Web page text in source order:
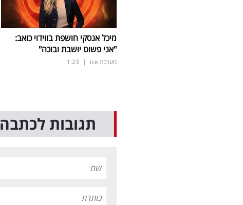
מיכל אנסקי חושפת בווידוי כואב:
"אני פשוט יושבת ובוכה"
מערכת ice |
1:23
תגובות לכתבה